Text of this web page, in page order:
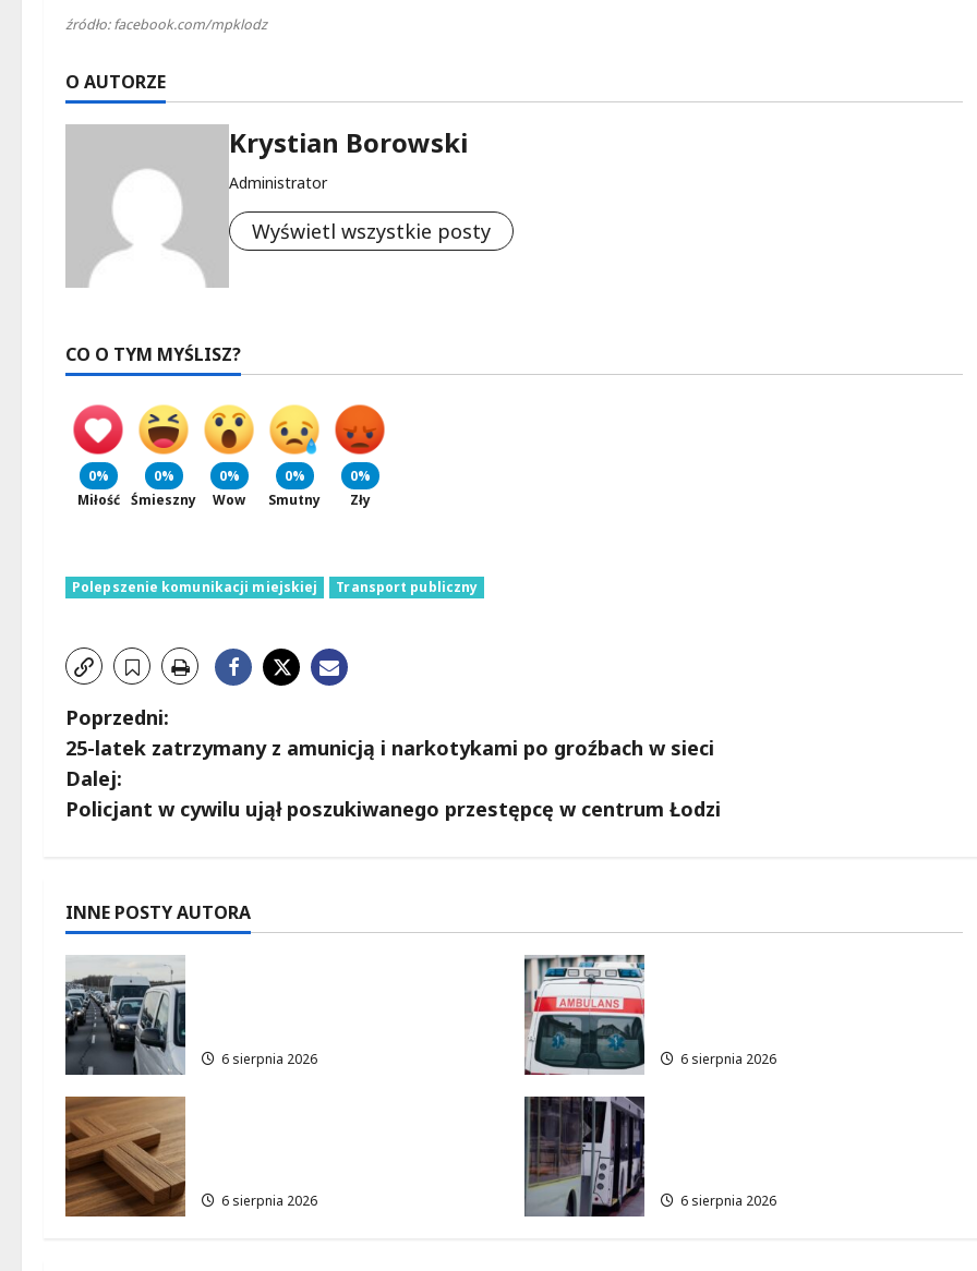
źródło: facebook.com/mpklodz
O AUTORZE
Krystian Borowski
Administrator
Wyświetl wszystkie posty
CO O TYM MYŚLISZ?
0%
Miłość
0%
Śmieszny
0%
Wow
0%
Smutny
0%
Zły
Polepszenie komunikacji miejskiej Transport publiczny
Z
o
b
c
z
w
p
i
s
y
Poprzedni:
25-latek zatrzymany z amunicją i narkotykami po groźbach w sieci
Dalej:
Policjant w cywilu ujął poszukiwanego przestępcę w centrum Łodzi
INNE POSTY AUTORA
6 sierpnia 2026 6 sierpnia 2026
6 sierpnia 2026 6 sierpnia 2026